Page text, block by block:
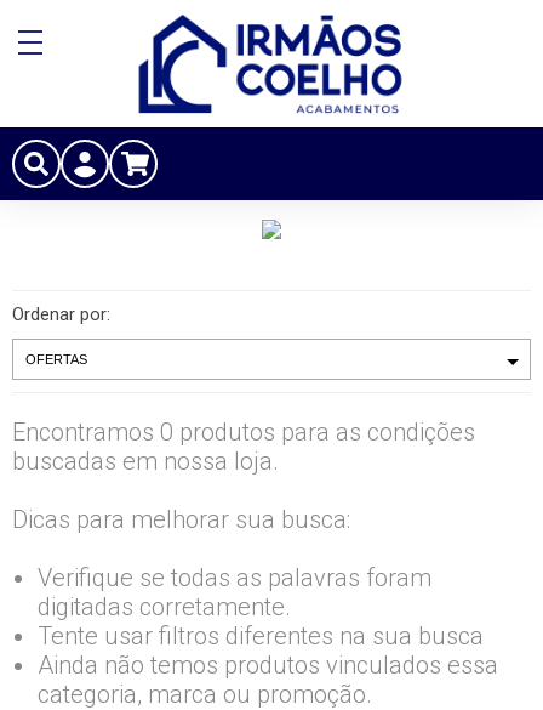
Ordenar por:
Encontramos 0 produtos para as condições
buscadas em nossa loja.
Dicas para melhorar sua busca:
Verifique se todas as palavras foram
digitadas corretamente.
Tente usar filtros diferentes na sua busca
Ainda não temos produtos vinculados essa
categoria, marca ou promoção.